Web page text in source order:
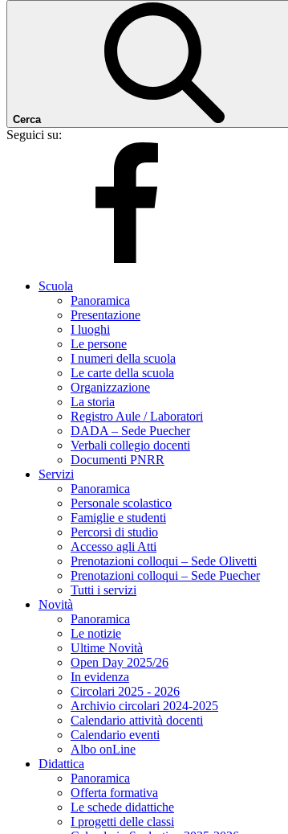
Cerca
Seguici su:
Scuola
Panoramica
Presentazione
I luoghi
Le persone
I numeri della scuola
Le carte della scuola
Organizzazione
La storia
Registro Aule / Laboratori
DADA – Sede Puecher
Verbali collegio docenti
Documenti PNRR
Servizi
Panoramica
Personale scolastico
Famiglie e studenti
Percorsi di studio
Accesso agli Atti
Prenotazioni colloqui – Sede Olivetti
Prenotazioni colloqui – Sede Puecher
Tutti i servizi
Novità
Panoramica
Le notizie
Ultime Novità
Open Day 2025/26
In evidenza
Circolari 2025 - 2026
Archivio circolari 2024-2025
Calendario attività docenti
Calendario eventi
Albo onLine
Didattica
Panoramica
Offerta formativa
Le schede didattiche
I progetti delle classi